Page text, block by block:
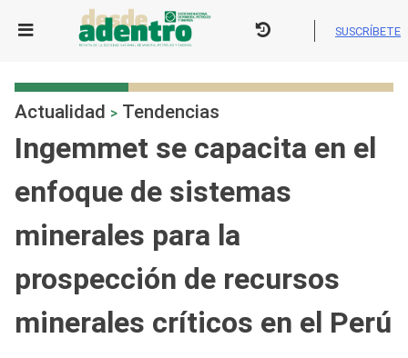
SUSCRÍBETE
Actualidad > Tendencias
Ingemmet se capacita en el
enfoque de sistemas
minerales para la
prospección de recursos
minerales críticos en el Perú